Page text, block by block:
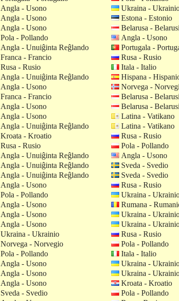
Angla - Usono
Ukraina -
Angla - Usono
Estona - Estonio
Angla - Usono
Belarusa -
Pola - Pollando
Angla - Usono
Angla - Unuiĝinta Reĝlando
Portugala -
Franca - Francio
Rusa - Rusio
Rusa - Rusio
Itala - Italio
Angla - Unuiĝinta Reĝlando
Hispana -
Angla - Usono
Norvega -
Franca - Francio
Belarusa -
Angla - Usono
Belarusa -
Angla - Usono
Latina - Vatikano
Angla - Unuiĝinta Reĝlando
Latina - Vatikano
Kroata - Kroatio
Rusa - Rusio
Rusa - Rusio
Pola - Pollando
Angla - Unuiĝinta Reĝlando
Angla - Usono
Angla - Unuiĝinta Reĝlando
Sveda - Svedio
Angla - Unuiĝinta Reĝlando
Sveda - Svedio
Angla - Usono
Rusa - Rusio
Pola - Pollando
Ukraina -
Angla - Usono
Rumana -
Angla - Usono
Ukraina -
Angla - Usono
Ukraina -
Ukraina - Ukrainio
Rusa - Rusio
Norvega - Norvegio
Pola - Pollando
Pola - Pollando
Itala - Italio
Angla - Usono
Ukraina -
Angla - Usono
Ukraina -
Angla - Usono
Kroata - Kroatio
Sveda - Svedio
Pola - Pollando